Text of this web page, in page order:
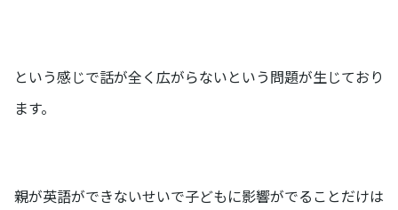
という感じで話が全く広がらないという問題が生じており
ます。
親が英語ができないせいで子どもに影響がでることだけは